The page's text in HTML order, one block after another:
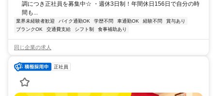
調につき正社員を募集中☆ ・週休3日制！年間休日156日で自分の時
間も...
業界未経験者歓迎 バイク通勤OK 学歴不問 車通勤OK 経験不問
賞与あり
ブランクOK
交通費支給 シフト制 食事補助あり
同じ企業の求人
正社員